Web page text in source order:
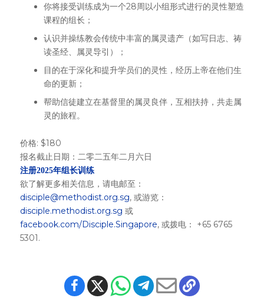
你将接受训练成为一个28周以小组形式进行的灵性塑造
课程的组长；
认识并操练教会传统中丰富的属灵遗产（如写日志、祷
读圣经、属灵导引）；
目的在于深化和提升学员们的灵性，经历上帝在他们生
命的更新；
帮助信徒建立在基督里的属灵良伴，互相扶持，共走属
灵的旅程。
价格: $180
报名截止日期：二零二五年二月六日
注册2025年组长训练
欲了解更多相关信息，请电邮至：
disciple@methodist.org.sg, 或游览：
disciple.methodist.org.sg 或
facebook.com/Disciple.Singapore, 或拨电： +65 6765
5301.